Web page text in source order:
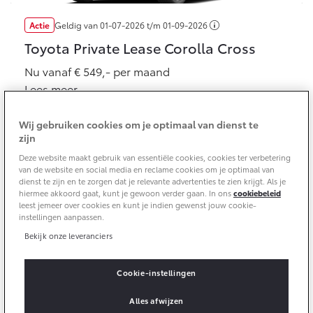
Klantbeoordelingen
Yaris Cross
Vanaf € 31.895,-
Urban Cruiser
Corolla Hatchback
HYBRIDE
Corolla Touring Sports
HYBRIDE
Werkplaatsafspraak
Onderhoud op Maat
APK
Airco check
Hybride Zekerheid Controle
Toyota handleidingen
Toyota Service Informatie (SIL)
Schade & Garantie
Toyota Pechhulp
Schade & Glasherstel
Private Lease
Wat is Private Lease?
Private Lease voor ZZP
Financieren
Toyota Betaalplan
Zakelijk
Zakelijk
Toyota voor de zaak
Leaserijder
ZZP
Wagenparkbeheer
Leasen
Werkplaatsafspraak maken
Contact en Route
Schade melden
Plan een proefrit
Actie Geldig van01-07-2026t/m 01-09-2026
Toyota Private Lease Corolla Cross
Nu vanaf € 549,- per maand
Lees meer
Actie Geldig van01-07-2026
Toyota C-HR plug-in hybrid
Wij gebruiken cookies om je optimaal van dienst te
zijn
Deze website maakt gebruik van essentiële cookies, cookies ter verbetering
van de website en social media en reclame cookies om je optimaal van
dienst te zijn en te zorgen dat je relevante advertenties te zien krijgt. Als je
hiermee akkoord gaat, kunt je gewoon verder gaan. In onscookiebeleid
leest jemeer over cookies en kunt je indien gewenst jouw cookie-
instellingen aanpassen.
Bekijk onze leveranciers
Cookie-instellingen
Alles afwijzen